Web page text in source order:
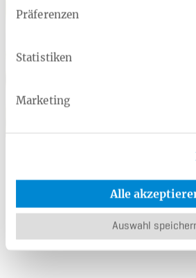
Präferenzen
Statistiken
Marketing
Alle
Auswahl
E-Mail:n.schwettmann@
krankenkasse.de